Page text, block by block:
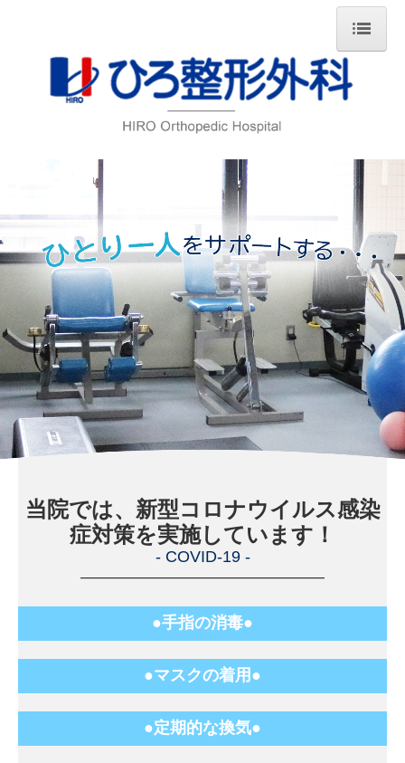
整形外科
リハビリテーション科
できれば手術を避けたい方へ
尿検査でがんを早期発見
初めての方へ
アクセス
採用情報
当院では、新型コロナウイルス感染
症対策を実施しています！
- COVID-19-
―――――――――――――――
●手指の消毒●
●マスクの着用 ●
●定期的な換気●